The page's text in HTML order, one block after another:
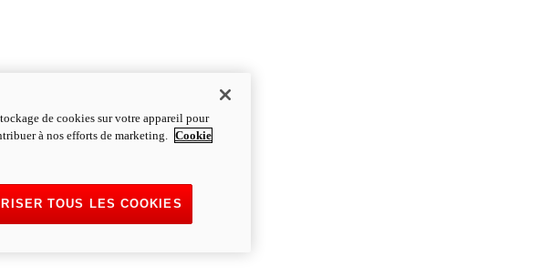
de cookies sur votre appareil pour
à nos efforts de marketing. Cookie
TOUS LES COOKIES